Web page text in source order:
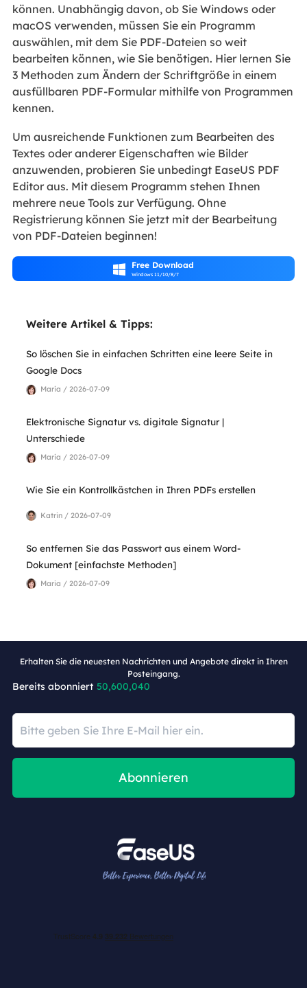
können. Unabhängig davon, ob Sie Windows oder
macOS verwenden, müssen Sie ein Programm
auswählen, mit dem Sie PDF-Dateien so weit
bearbeiten können, wie Sie benötigen. Hier lernen Sie
3 Methoden zum Ändern der Schriftgröße in einem
ausfüllbaren PDF-Formular mithilfe von Programmen
kennen.
Um ausreichende Funktionen zum Bearbeiten des
Textes oder anderer Eigenschaften wie Bilder
anzuwenden, probieren Sie unbedingt EaseUS PDF
Editor aus. Mit diesem Programm stehen Ihnen
mehrere neue Tools zur Verfügung. Ohne
Registrierung können Sie jetzt mit der Bearbeitung
von PDF-Dateien beginnen!
 Free Download
Windows 11/10/8/7
Weitere Artikel & Tipps:
So löschen Sie in einfachen Schritten eine leere Seite in
Google Docs
Maria / 2026-07-09
Elektronische Signatur vs. digitale Signatur |
Unterschiede
Maria / 2026-07-09
Wie Sie ein Kontrollkästchen in Ihren PDFs erstellen
Katrin / 2026-07-09
So entfernen Sie das Passwort aus einem Word-
Dokument [einfachste Methoden]
Maria / 2026-07-09
Erhalten Sie die neuesten Nachrichten und Angebote direkt in Ihren
Posteingang.
Bereits abonniert 50,600,040
Abonnieren